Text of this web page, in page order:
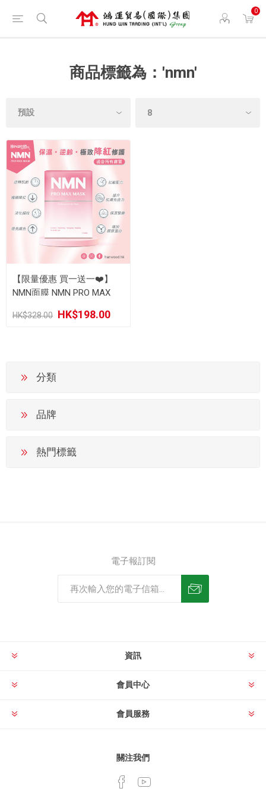
0
商品標籤為：'nmn'
【限量優惠 買一送一❤️】
NMN面膜 NMN PRO MAX
膜 (5片裝)
HK$328.00 HK$198.00
分類
品牌
熱門標籤
電子報訂閱
資訊
會員中心
會員服務
關注我們